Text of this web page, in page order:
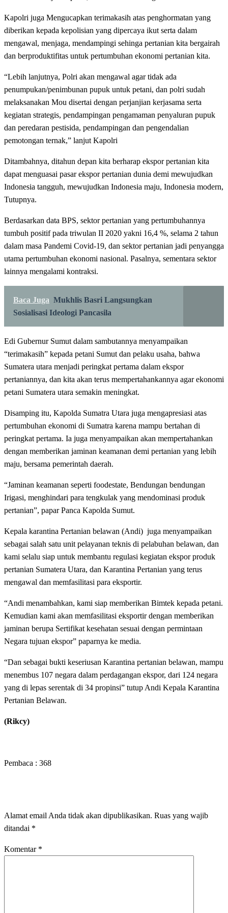
Kapolri juga Mengucapkan terimakasih atas penghormatan yang
diberikan kepada kepolisian yang dipercaya ikut serta dalam
mengawal, menjaga, mendampingi sehinga pertanian kita bergairah
dan berproduktifitas untuk pertumbuhan ekonomi pertanian kita.
“Lebih lanjutnya, Polri akan mengawal agar tidak ada
penumpukan/penimbunan pupuk untuk petani, dan polri sudah
melaksanakan Mou disertai dengan perjanjian kerjasama serta
kegiatan strategis, pendampingan pengamaman penyaluran pupuk
dan peredaran pestisida, pendampingan dan pengendalian
pemotongan ternak,” lanjut Kapolri
Ditambahnya, ditahun depan kita berharap ekspor pertanian kita
dapat menguasai pasar ekspor pertanian dunia demi mewujudkan
Indonesia tangguh, mewujudkan Indonesia maju, Indonesia modern,
Tutupnya.
Berdasarkan data BPS, sektor pertanian yang pertumbuhannya
tumbuh positif pada triwulan II 2020 yakni 16,4 %, selama 2 tahun
dalam masa Pandemi Covid-19, dan sektor pertanian jadi penyangga
utama pertumbuhan ekonomi nasional. Pasalnya, sementara sektor
lainnya mengalami kontraksi.
Baca Juga Mukhlis Basri Langsungkan
Sosialisasi Ideologi Pancasila
Edi Gubernur Sumut dalam sambutannya menyampaikan
“terimakasih” kepada petani Sumut dan pelaku usaha, bahwa
Sumatera utara menjadi peringkat pertama dalam ekspor
pertaniannya, dan kita akan terus mempertahankannya agar ekonomi
petani Sumatera utara semakin meningkat.
Disamping itu, Kapolda Sumatra Utara juga mengapresiasi atas
pertumbuhan ekonomi di Sumatra karena mampu bertahan di
peringkat pertama. Ia juga menyampaikan akan mempertahankan
dengan memberikan jaminan keamanan demi pertanian yang lebih
maju, bersama pemerintah daerah.
“Jaminan keamanan seperti foodestate, Bendungan bendungan
Irigasi, menghindari para tengkulak yang mendominasi produk
pertanian”, papar Panca Kapolda Sumut.
Kepala karantina Pertanian belawan (Andi) juga menyampaikan
sebagai salah satu unit pelayanan teknis di pelabuhan belawan, dan
kami selalu siap untuk membantu regulasi kegiatan ekspor produk
pertanian Sumatera Utara, dan Karantina Pertanian yang terus
mengawal dan memfasilitasi para eksportir.
“Andi menambahkan, kami siap memberikan Bimtek kepada petani.
Kemudian kami akan memfasilitasi eksportir dengan memberikan
jaminan berupa Sertifikat kesehatan sesuai dengan permintaan
Negara tujuan ekspor” paparnya ke media.
“Dan sebagai bukti keseriusan Karantina pertanian belawan, mampu
menembus 107 negara dalam perdagangan ekspor, dari 124 negara
yang di lepas serentak di 34 propinsi” tutup Andi Kepala Karantina
Pertanian Belawan.
(Rikcy)
Pembaca : 368
Alamat email Anda tidak akan dipublikasikan. Ruas yang wajib
ditandai *
Komentar *